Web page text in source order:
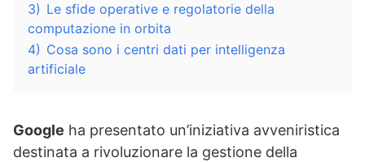
3) Le sfide operative e regolatorie della
computazione in orbita
4) Cosa sono i centri dati per intelligenza
artificiale
Google ha presentato un’iniziativa avveniristica
destinata a rivoluzionare la gestione della